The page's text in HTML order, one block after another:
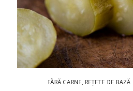
FĂRĂ CARNE, REȚETE DE BAZĂ